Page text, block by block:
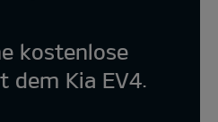
kostenlose
Kia EV4.